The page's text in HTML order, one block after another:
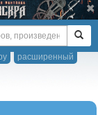
расширенный